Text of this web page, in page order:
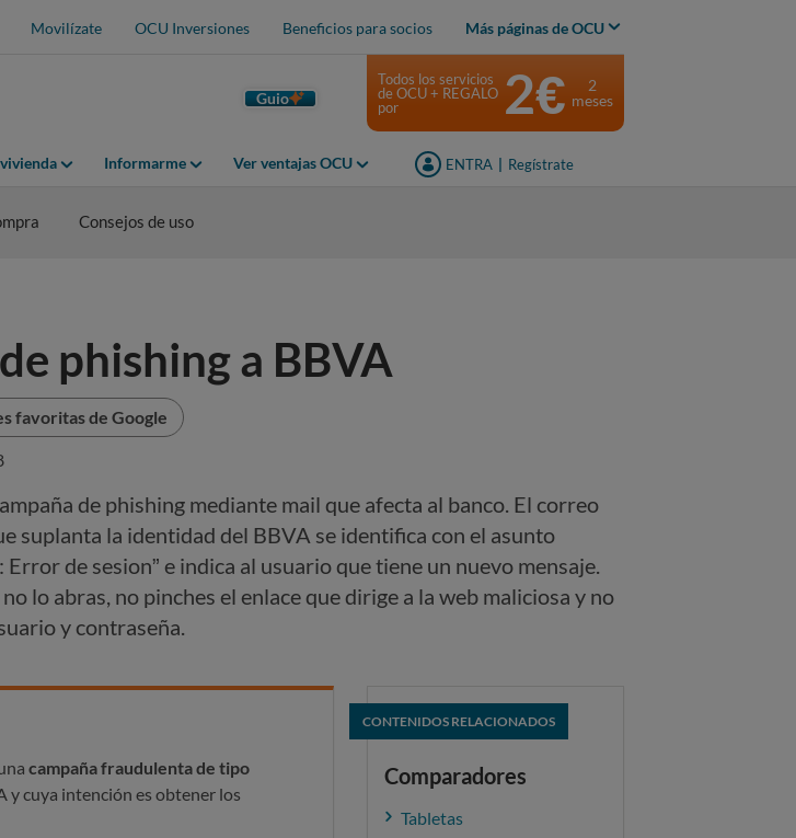
Movilízate OCU Inversiones Beneficios para socios Más páginas de OCU
Guio
Informarme Ver ventajas OCU ENTRA Regístrate
Todos los servicios
de OCU + REGALO
por
2€
2
meses
Consejos de uso
phishing a BBVA
favoritas de Google
de phishing mediante mail que afecta al banco. El correo
suplanta la identidad del BBVA se identifica con el asunto
Error de sesion” e indica al usuario que tiene un nuevo mensaje.
lo abras, no pinches el enlace que dirige a la web maliciosa y no
y contraseña.
campaña fraudulenta de tipo
cuya intención es obtener los
CONTENIDOS RELACIONADOS
Comparadores
Tabletas